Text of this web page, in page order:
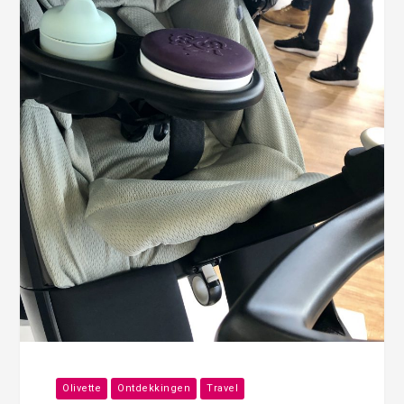
Olivette Ontdekkingen Travel